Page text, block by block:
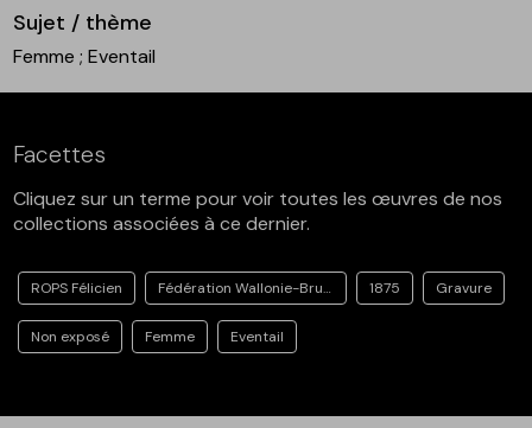
Sujet / thème
Femme; Eventail
Facettes
Cliquez sur un terme pour voir toutes les œuvres de nos
collections associées à ce dernier.
ROPS Félicien Fédération Wallonie-Bruxelles 1875 Gravure
Non exposé Femme Eventail